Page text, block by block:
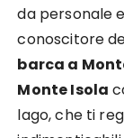
da personale
conoscitore
barca a
Monte Isola
lago, che ti